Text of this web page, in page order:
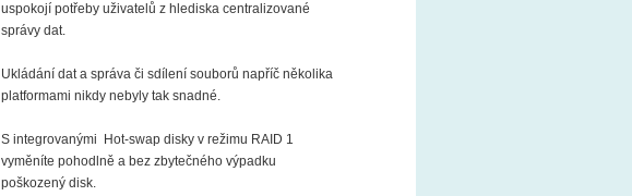
uspokojí potřeby uživatelů z hlediska centralizované
správy dat.
Ukládání dat a správa či sdílení souborů napříč několika
platformami nikdy nebyly tak snadné.
S integrovanými Hot-swap disky v režimu RAID 1
vyměníte pohodlně a bez zbytečného výpadku
poškozený disk.